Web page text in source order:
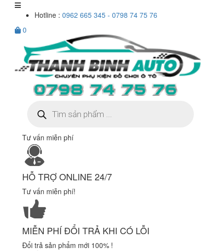
Hotline : 0962 665 345 - 0798 74 75 76
0
kiếm
sản
Tư vấn miễn phí
HỖ TRỢ ONLINE 24/7
Tư vấn miễn phí!
MIỄN PHÍ ĐỔI TRẢ KHI CÓ LỖI
Đổi trả sản phẩm mới 100% !